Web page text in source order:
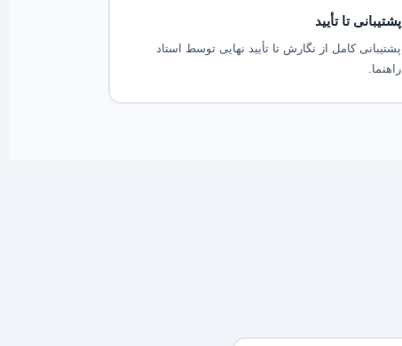
پشتیبانی تا تأیید
پشتیبانی کامل از نگارش تا تأیید نهایی توسط استاد
راهنما.